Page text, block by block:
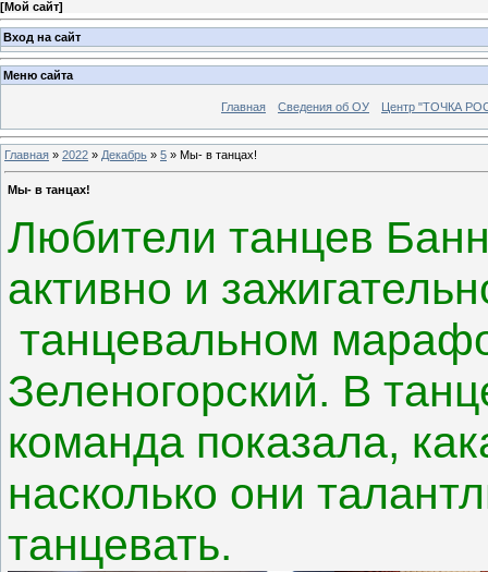
[Мой сайт]
Вход на сайт
Меню сайта
Главная Сведения об ОУ Центр "ТОЧКА
Главная » 2022 » Декабрь » 5 » Мы- в танцах!
Мы- в танцах!
Любители танцев
активно и
танцевальном
Зеленогорский. В
команда показала,
насколько они
танцевать.